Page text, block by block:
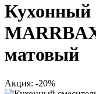
Кухонный
матовый
Акция: -20%